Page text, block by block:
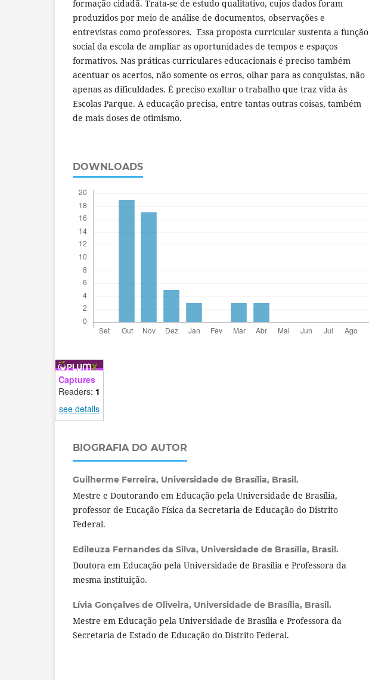
formação cidadã. Trata-se de estudo qualitativo, cujos dados foram
produzidos por meio de análise de documentos, observações e
entrevistas como professores. Essa proposta curricular sustenta a função
social da escola de ampliar as oportunidades de tempos e espaços
formativos. Nas práticas curriculares educacionais é preciso também
acentuar os acertos, não somente os erros, olhar para as conquistas, não
apenas as dificuldades. É preciso exaltar o trabalho que traz vida às
Escolas Parque. A educação precisa, entre tantas outras coisas, também
de mais doses de otimismo.
DOWNLOADS
Captures
Readers: 1
see details
BIOGRAFIA DO AUTOR
Guilherme Ferreira, Universidade de Brasília, Brasil.
Mestre e Doutorando em Educação pela Universidade de Brasília,
professor de Eucação Física da Secretaria de Educação do Distrito
Federal.
Edileuza Fernandes da Silva, Universidade de Brasília, Brasil.
Doutora em Educação pela Universidade de Brasília e Professora da
mesma instituição.
Lívia Gonçalves de Oliveira, Universidade de Brasília, Brasil.
Mestre em Educação pela Universidade de Brasília e Professora da
Secretaria de Estado de Educação do Distrito Federal.